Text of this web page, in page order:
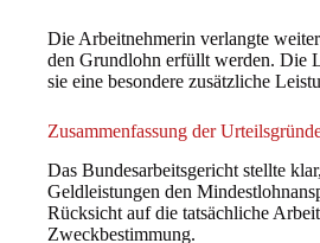
Die Arbeitnehmerin verlangte
den Grundlohn erfüllt werden. Die
sie eine besondere zusätzliche
Zusammenfassung der
Das Bundesarbeitsgericht stellte
Geldleistungen den
Rücksicht auf die tatsächliche
Zweckbestimmung.